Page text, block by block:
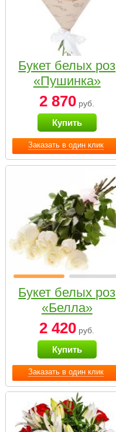
Заказать в один клик
Букет белых роз
«Пушинка»
2 870 руб.
Купить
Заказать в один клик
Букет белых роз
«Белла»
2 420 руб.
Купить